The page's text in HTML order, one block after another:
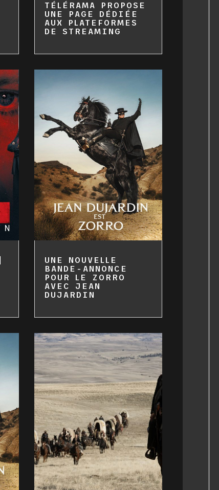
TÉLÉRAMA PROPOSE
UNE PAGE DÉDIÉE
AUX PLATEFORMES
DE STREAMING
UNE NOUVELLE
BANDE-ANNONCE
POUR LE ZORRO
AVEC JEAN
DUJARDIN